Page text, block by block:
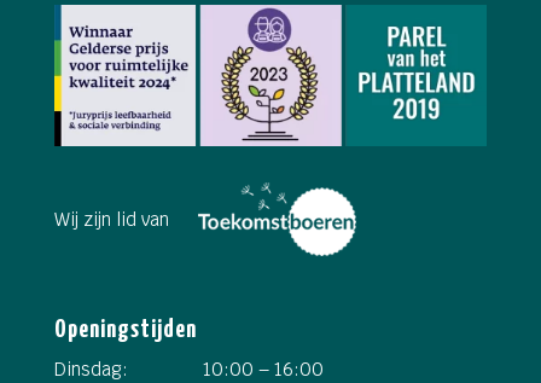
Wij zijn lid van
Openingstijden
Dinsdag:
10:00 – 16:00